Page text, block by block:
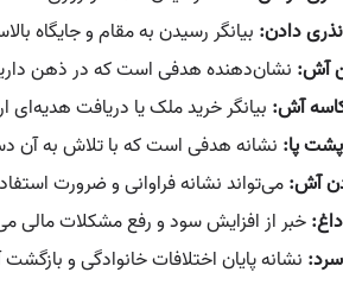
دادن: بیانگر رسیدن به مقام و جایگاه
آش: نشان‌دهنده هدفی است که در ذهن
آش: بیانگر خرید ملک یا دریافت
پا: نشانه هدفی است که با تلاش به آن
آش:می‌تواند نشانه فراوانی و ضرورت
خبر از افزایش سود و رفع مشکلات مالی
نشانه پایان اختلافات خانوادگی و